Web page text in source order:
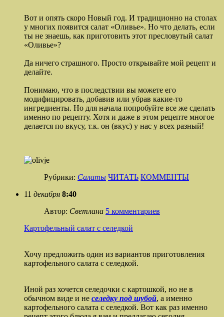
Вот и опять скоро Новый год. И традиционно на столах
у многих появится салат «Оливье». Но что делать, если
ты не знаешь, как приготовить этот пресловутый салат
«Оливье»?
Да ничего страшного. Просто открывайте мой рецепт и
делайте.
Понимаю, что в последствии вы можете его
модифицировать, добавив или убрав какие-то
ингредиенты. Но для начала попробуйте все же сделать
именно по рецепту. Хотя и даже в этом рецепте многое
делается по вкусу, т.к. он (вкус) у нас у всех разный!
Рубрики: Салаты ЧИТАТЬ КОММЕНТЫ
11 декабря 8:40
Автор: Светлана 5 комментариев
Картофельный салат с селедкой
Хочу предложить один из вариантов приготовления
картофельного салата с селедкой.
Иной раз хочется селедочки с картошкой, но не в
обычном виде и не селедку под шубой, а именно
картофельного салата с селедкой. Вот как раз именно